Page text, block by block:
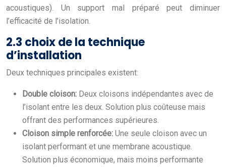
acoustiques). Un support mal préparé peut diminuer
l’efficacité de l’isolation.
2.3 choix de la technique
d’installation
Deux techniques principales existent:
Double cloison: Deux cloisons indépendantes avec de
l’isolant entre les deux. Solution plus coûteuse mais
offrant des performances supérieures.
Cloison simple renforcée: Une seule cloison avec un
isolant performant et une membrane acoustique.
Solution plus économique, mais moins performante